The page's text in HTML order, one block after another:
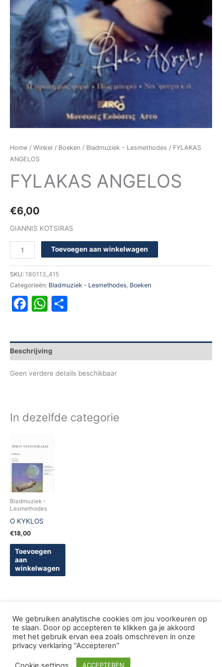
Home / Winkel / Boeken / Bladmuziek - Lesmethodes / FYLAKAS
ANGELOS
FYLAKAS ANGELOS
€6,00
GIANNIS KOTSIRAS
Toevoegen aan winkelwagen
SKU: 180113_415
Categorieën: Bladmuziek - Lesmethodes, Boeken
Facebook
WhatsApp
Beschrijving
Geen verdere details beschikbaar
In dezelfde categorie
Bladmuziek -
Lesmethodes
O KYKLOS
€18,00
Toevoegen
aan
winkelwagen
Copyright © 2005-2026 De Griekse Wereld | Design
deWebShopFactory
We gebruiken analytische cookies om jou voorkeuren op
te slaan. Door op accepteren te klikken ga je akkoord
met het gebruik ervan eea zoals omschreven in onze
privacy verklaring “Accepteren”
ACCEPTEREN